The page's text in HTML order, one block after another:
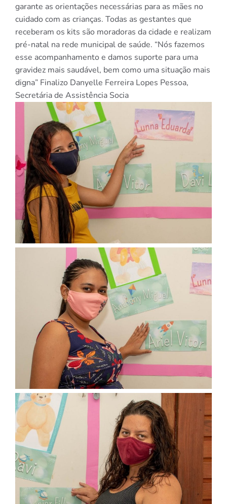
garante as orientações necessárias para as mães no
cuidado com as crianças. Todas as gestantes que
receberam os kits são moradoras da cidade e realizam
pré-natal na rede municipal de saúde. “Nós fazemos
esse acompanhamento e damos suporte para uma
gravidez mais saudável, bem como uma situação mais
digna” Finalizo Danyelle Ferreira Lopes Pessoa,
Secretária de Assistência Socia